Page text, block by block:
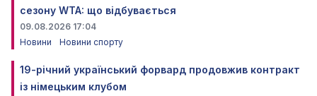
сезону WTA: що відбувається
09.08.2026 17:04
Новини
Новини спорту
19-річний український форвард продовжив контракт
із німецьким клубом